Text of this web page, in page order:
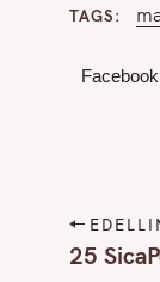
TAGS
P
o
25